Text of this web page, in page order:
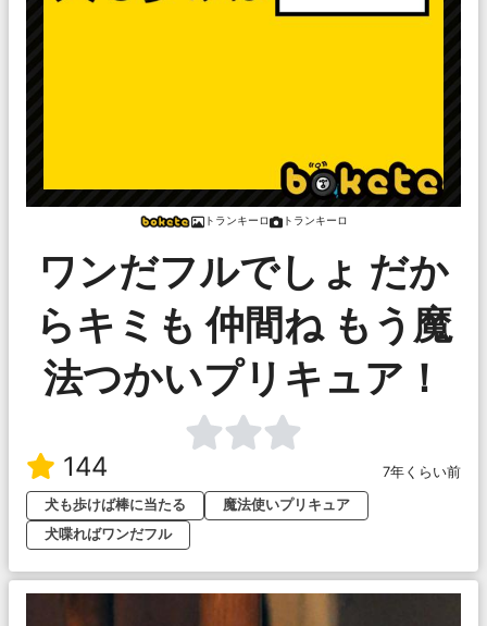
トランキーロ トランキーロ
ワンだフルでしょ だか
らキミも 仲間ね もう魔
法つかいプリキュア！
144
7年くらい前
犬も歩けば棒に当たる
魔法使いプリキュア
犬喋ればワンだフル